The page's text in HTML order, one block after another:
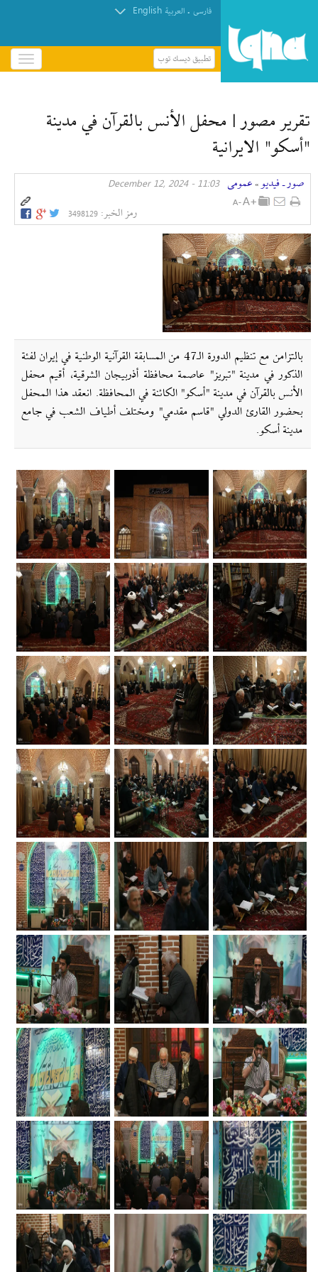
فارسی . العربیة English
تطبيق ديسك توب
باز
و
تقرير مصور | محفل الأنس بالقرآن في مدينة
"أسكو" الايرانية
صور ـ فيديو » عمومی 11:03 - December 12, 2024
رمز الخبر: 3498129
بالتزامن مع تنظيم الدورة الـ47 من المسابقة القرآنية الوطنية في إیران لفئة
الذكور في مدينة "تبريز" عاصمة محافظة أذربيجان الشرقية، أقيم محفل
الأنس بالقرآن في مدينة "أسكو" الكائنة في المحافظة. انعقد هذا المحفل
بحضور القارئ الدولي "قاسم مقدمي" ومختلف أطياف الشعب في جامع
مدينة أسكو.